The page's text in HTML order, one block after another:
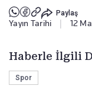
Paylaş
Yayın Tarihi 12
Haberle İlgili
Spor